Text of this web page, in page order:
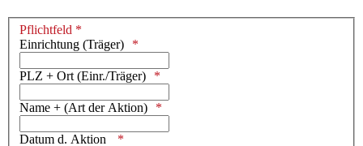
Pflichtfeld *
Einrichtung (Träger)
PLZ + Ort (Einr./Träger)
Name + (Art der Aktion)
Datum d. Aktion